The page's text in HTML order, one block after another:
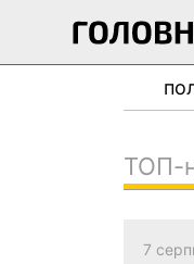
ТОП-
7